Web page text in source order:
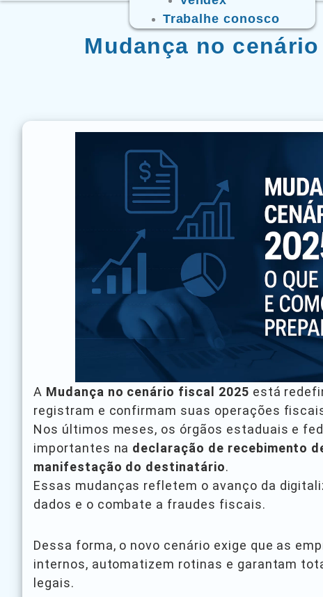
Trabalhe conosco
Mudança no
A Mudança no cenário fiscal 2025 está
registram e confirmam suas operações
Nos últimos meses, os órgãos estaduais e
importantes na declaração de recebimento
manifestação do destinatário.
Essas mudanças refletem o avanço da
dados e o combate a fraudes fiscais.
Dessa forma, o novo cenário exige que as
internos, automatizem rotinas e garantam
legais.